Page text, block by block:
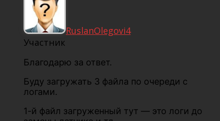
RuslanOlegovi4
Участник
Благодарю за ответ.
Буду загружать 3 файла по очереди с
логами.
1-й файл загруженный тут — это логи до